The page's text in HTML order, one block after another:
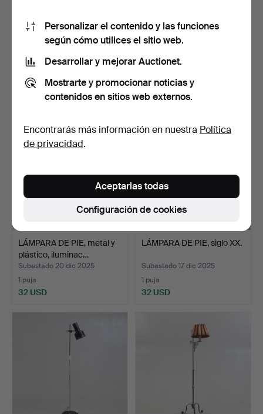
Una lámpara de pie de
latón, de tres brazo…
Subastado 5 ene 2026
2 pujas
37 USD
LÁMPARA DE PIE, Belid,
tipo G3167, también.
1 puja
32 USD
LÁMPARA DE PIE, metal y
plástico, iluminac…
Subastado 20 dic 2025
1 puja
32 USD
LÁMPARA DE PIE, siglo XX.
Subastado 17 dic 2025
1 puja
32 USD
Personalizar el contenido y las funciones
según cómo utilices el sitio web.
Desarrollar y mejorar Auctionet.
Mostrarte y promocionar noticias y
contenidos en sitios web externos.
Encontrarás más información en nuestra Política
de privacidad.
Configuración de cookies
Aceptarlas todas